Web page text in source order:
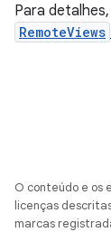
Para
RemoteViews
O conteúdo e os
licenças
marcas